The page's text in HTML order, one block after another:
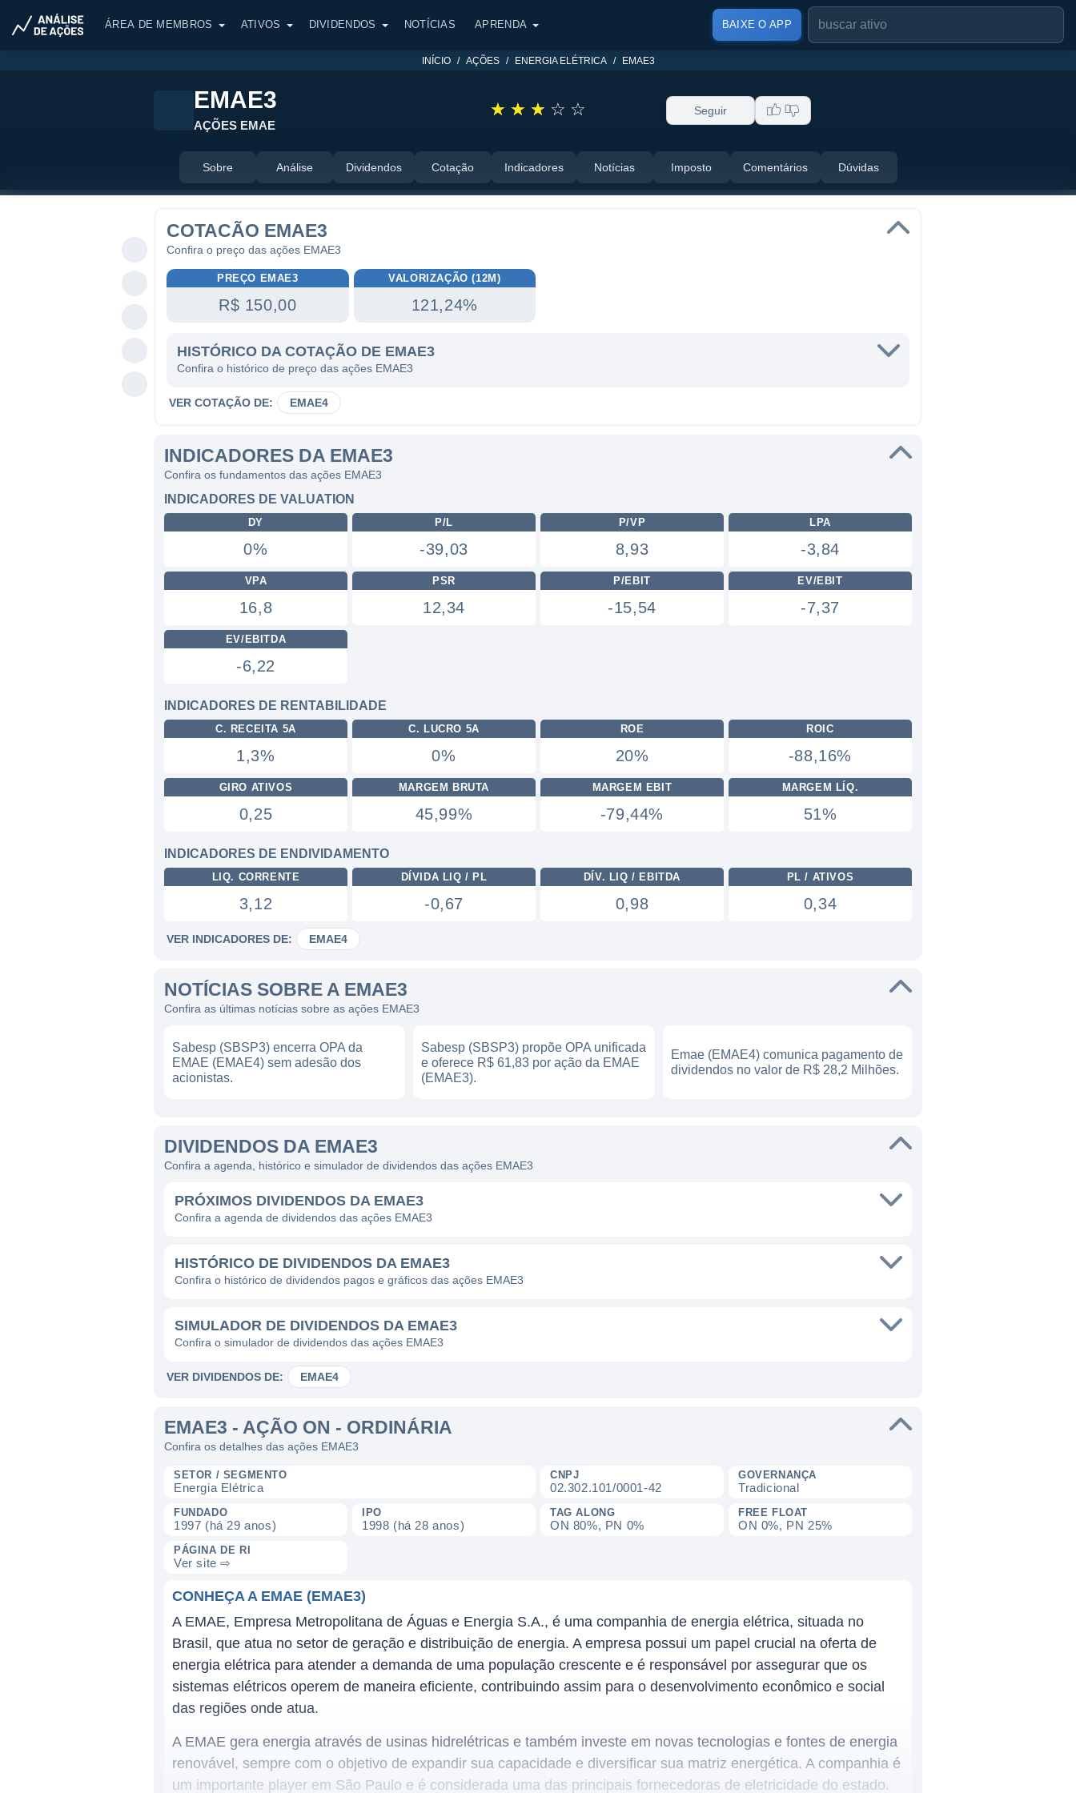
ÁREA DE MEMBROS ATIVOS DIVIDENDOS NOTÍCIAS APRENDA BAIXE O APP
INÍCIO AÇÕES ENERGIA ELÉTRICA EMAE3
EMAE3
AÇÕES EMAE
☆ ☆ ☆ ☆ ☆ Seguir
Sobre Análise Dividendos Cotação Indicadores Notícias Imposto Comentários Dúvidas
COTACÃO EMAE3
Confira o preço das ações EMAE3
PREÇO EMAE3
R$ 150,00
VALORIZAÇÃO (12M)
121,24%
HISTÓRICO DA COTAÇÃO DE EMAE3
Confira o histórico de preço das ações EMAE3
VER COTAÇÃO DE: EMAE4
INDICADORES DA EMAE3
Confira os fundamentos das ações EMAE3
INDICADORES DE VALUATION
DY
0%
P/L
-39,03
P/VP
8,93
LPA
-3,84
VPA
16,8
PSR
12,34
P/EBIT
-15,54
EV/EBIT
-7,37
EV/EBITDA
-6,22
INDICADORES DE RENTABILIDADE
C. RECEITA 5A
1,3%
C. LUCRO 5A
0%
ROE
20%
ROIC
-88,16%
GIRO ATIVOS
0,25
MARGEM BRUTA
45,99%
MARGEM EBIT
-79,44%
MARGEM LÍQ.
51%
INDICADORES DE ENDIVIDAMENTO
LIQ. CORRENTE
3,12
DÍVIDA LIQ / PL
-0,67
DÍV. LIQ / EBITDA
0,98
PL / ATIVOS
0,34
VER INDICADORES DE: EMAE4
NOTÍCIAS SOBRE A EMAE3
Confira as últimas notícias sobre as ações EMAE3
Sabesp (SBSP3) encerra OPA da
EMAE (EMAE4) sem adesão dos
acionistas.
Sabesp (SBSP3) propõe OPA unificada
e oferece R$ 61,83 por ação da EMAE
(EMAE3).
Emae (EMAE4) comunica pagamento de
dividendos no valor de R$ 28,2 Milhões.
DIVIDENDOS DA EMAE3
Confira a agenda, histórico e simulador de dividendos das ações EMAE3
PRÓXIMOS DIVIDENDOS DA EMAE3
Confira a agenda de dividendos das ações EMAE3
HISTÓRICO DE DIVIDENDOS DA EMAE3
Confira o histórico de dividendos pagos e gráficos das ações EMAE3
SIMULADOR DE DIVIDENDOS DA EMAE3
Confira o simulador de dividendos das ações EMAE3
VER DIVIDENDOS DE: EMAE4
EMAE3 - AÇÃO ON - ORDINÁRIA
Confira os detalhes das ações EMAE3
SETOR / SEGMENTO
Energia Elétrica
CNPJ
02.302.101/0001-42
GOVERNANÇA
Tradicional
FUNDADO
1997 (há 29 anos)
IPO
1998 (há 28 anos)
TAG ALONG
ON 80%, PN 0%
FREE FLOAT
ON 0%, PN 25%
PÁGINA DE RI
Ver site ⇨
CONHEÇA A EMAE (EMAE3)
A EMAE, Empresa Metropolitana de Águas e Energia S.A., é uma companhia de energia elétrica, situada no
Brasil, que atua no setor de geração e distribuição de energia. A empresa possui um papel crucial na oferta de
energia elétrica para atender a demanda de uma população crescente e é responsável por assegurar que os
sistemas elétricos operem de maneira eficiente, contribuindo assim para o desenvolvimento econômico e social
das regiões onde atua.
A EMAE gera energia através de usinas hidrelétricas e também investe em novas tecnologias e fontes de energia
renovável, sempre com o objetivo de expandir sua capacidade e diversificar sua matriz energética. A companhia é
um importante player em São Paulo e é considerada uma das principais fornecedoras de eletricidade do estado.